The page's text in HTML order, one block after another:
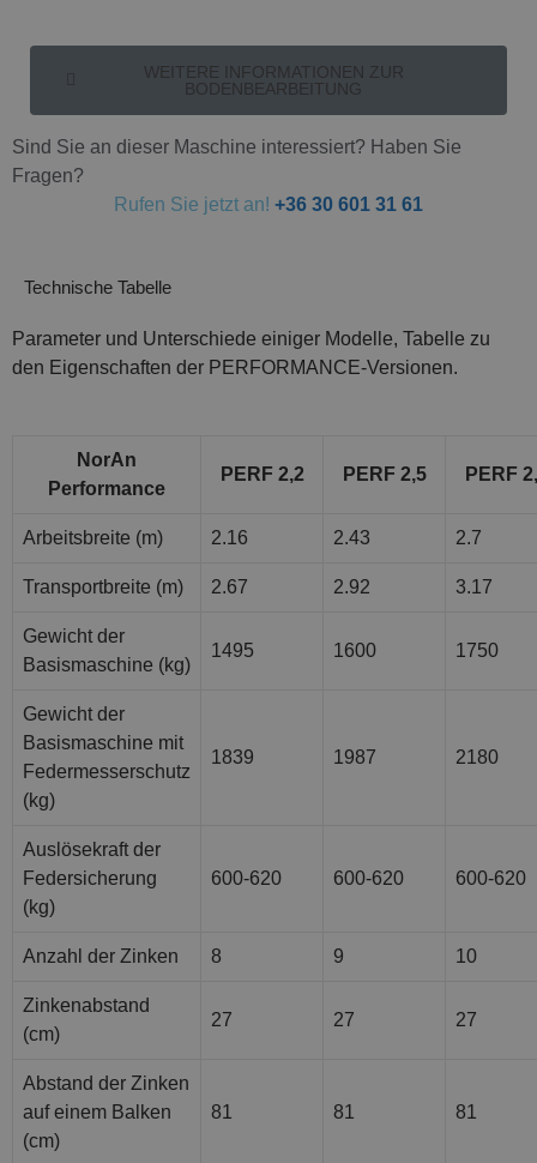
WEITERE INFORMATIONEN ZUR
BODENBEARBEITUNG
Sind Sie an dieser Maschine interessiert? Haben Sie
Fragen?
Rufen Sie jetzt an! +36 30 601 31 61
Technische Tabelle
Parameter und Unterschiede einiger Modelle, Tabelle zu
den Eigenschaften der PERFORMANCE-Versionen.
NorAn
Performance
PERF 2,2 PERF 2,5 PERF
Arbeitsbreite (m) 2.16 2.43 2.7
Transportbreite (m) 2.67 2.92 3.17
Gewicht der
Basismaschine (kg)
1495 1600 1750
Gewicht der
Basismaschine mit
Federmesserschutz
(kg)
1839 1987 2180
Auslösekraft der
Federsicherung
(kg)
600-620 600-620 600-620
Anzahl der Zinken 8 9 10
Zinkenabstand
(cm)
27 27 27
Abstand der Zinken
auf einem Balken
(cm)
81 81 81